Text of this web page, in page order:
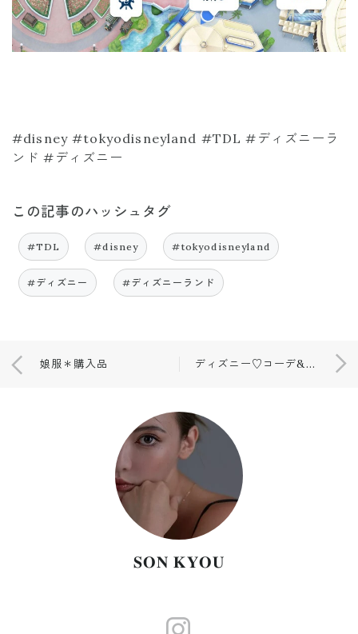
#disney #tokyodisneyland #TDL #ディズニーラ
ンド #ディズニー
この記事のハッシュタグ
#TDL #disney #tokyodisneyland
#ディズニー #ディズニーランド
娘服＊購入品 ディズニー♡コーデ&newカチューシャ
𝐒𝐎𝐍 𝐊𝐘𝐎𝐔